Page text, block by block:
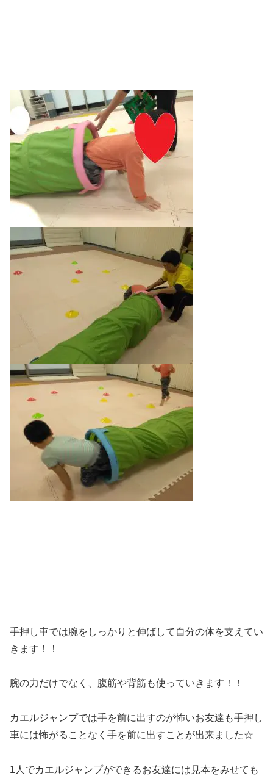
手押し車では腕をしっかりと伸ばして自分の体を支えてい
きます！！
腕の力だけでなく、腹筋や背筋も使っていきます！！
カエルジャンプでは手を前に出すのが怖いお友達も手押し
車には怖がることなく手を前に出すことが出来ました☆
1人でカエルジャンプができるお友達には見本をみせても